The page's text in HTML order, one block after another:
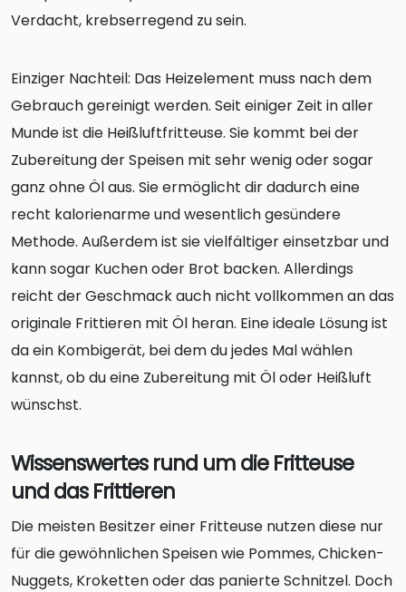
Verdacht, krebserregend zu sein.
Einziger Nachteil: Das Heizelement muss nach dem
Gebrauch gereinigt werden. Seit einiger Zeit in aller
Munde ist die Heißluftfritteuse. Sie kommt bei der
Zubereitung der Speisen mit sehr wenig oder sogar
ganz ohne Öl aus. Sie ermöglicht dir dadurch eine
recht kalorienarme und wesentlich gesündere
Methode. Außerdem ist sie vielfältiger einsetzbar und
kann sogar Kuchen oder Brot backen. Allerdings
reicht der Geschmack auch nicht vollkommen an das
originale Frittieren mit Öl heran. Eine ideale Lösung ist
da ein Kombigerät, bei dem du jedes Mal wählen
kannst, ob du eine Zubereitung mit Öl oder Heißluft
wünschst.
Wissenswertes rund um die Fritteuse
und das Frittieren
Die meisten Besitzer einer Fritteuse nutzen diese nur
für die gewöhnlichen Speisen wie Pommes, Chicken-
Nuggets, Kroketten oder das panierte Schnitzel. Doch